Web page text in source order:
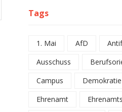
Tags
1. Mai AfD
Ausschuss
Campus
Demokratie
Ehrenamt